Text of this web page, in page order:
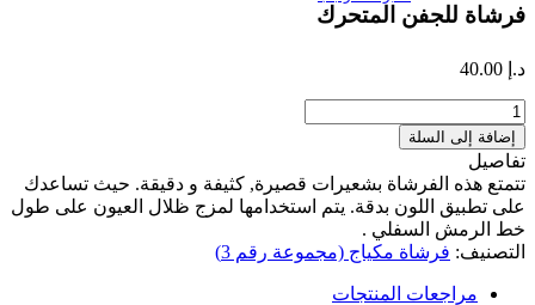
فرشاة للجفن المتحرك
د.إ
كمية
فرشاة
للجفن
المتحرك
إضافة إلى السلة
تفاصيل
تتمتع هذه الفرشاة بشعيرات قصيرة, كثيفة و دقيقة. حيث تساعدك
على تطبيق اللون بدقة. يتم استخدامها لمزج ظلال العيون على طول
خط الرمش السفلي .
التصنيف: فرشاة مكياج (مجموعة رقم 3)
مراجعات المنتجات